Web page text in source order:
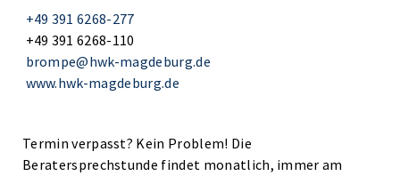
+49 391 6268-277
+49 391 6268-110
brompe@hwk-magdeburg.de
www.hwk-magdeburg.de
Termin verpasst? Kein Problem! Die
Beratersprechstunde findet monatlich, immer am